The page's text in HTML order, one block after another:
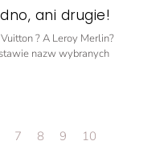
ani drugie!
? A Leroy Merlin?
nazw wybranych
7 8 9 10